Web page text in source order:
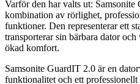
Varför den har valts ut:
kombination av rörlighet,
funktioner. Den representerar ett
transporterar sin bärbara dator
ökad komfort.
Samsonite GuardIT 2.0 är en
funktionalitet och ett